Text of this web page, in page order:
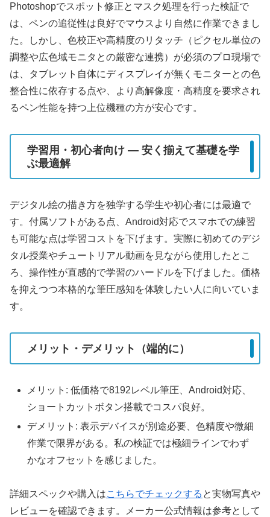
Photoshopでスポット修正とマスク処理を行った検証で
は、ペンの追従性は良好でマウスより自然に作業できまし
た。しかし、色校正や高精度のリタッチ（ピクセル単位の
調整や広色域モニタとの厳密な連携）が必須のプロ現場で
は、タブレット自体にディスプレイが無くモニターとの色
整合性に依存する点や、より高解像度・高精度を要求され
るペン性能を持つ上位機種の方が安心です。
学習用・初心者向け — 安く揃えて基礎を学
ぶ最適解
デジタル絵の描き方を独学する学生や初心者には最適で
す。付属ソフトがある点、Android対応でスマホでの練習
も可能な点は学習コストを下げます。実際に初めてのデジ
タル授業やチュートリアル動画を見ながら使用したとこ
ろ、操作性が直感的で学習のハードルを下げました。価格
を抑えつつ本格的な筆圧感知を体験したい人に向いていま
す。
メリット・デメリット（端的に）
メリット: 低価格で8192レベル筆圧、Android対応、
ショートカットボタン搭載でコスパ良好。
デメリット: 表示デバイスが別途必要、色精度や微細
作業で限界がある。私の検証では極細ラインでわず
かなオフセットを感じました。
詳細スペックや購入はこちらでチェックする と実物写真や
レビューを確認できます。メーカー公式情報は参考として